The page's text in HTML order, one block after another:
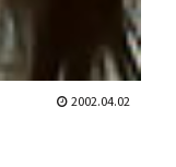
2002.04.02